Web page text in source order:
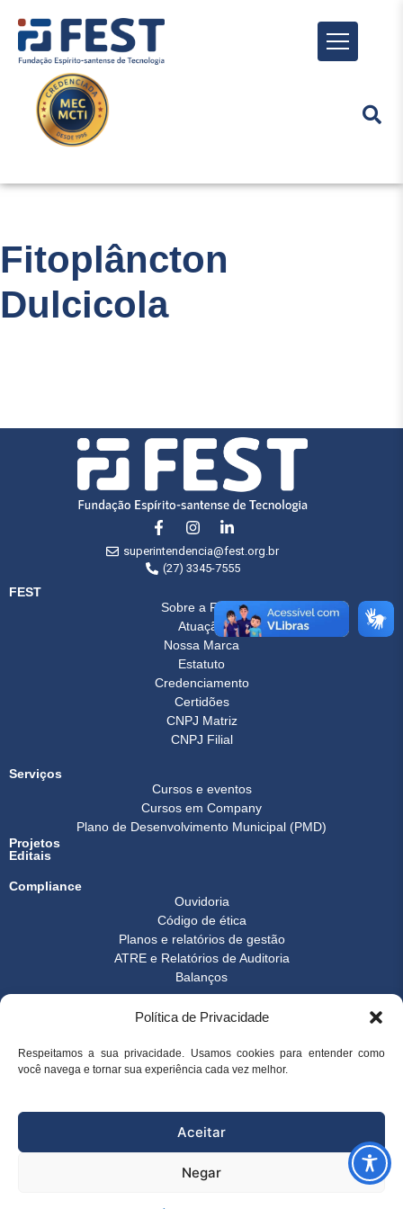
Política de Privacidade
Respeitamos a sua privacidade. Usamos cookies para entender como
você navega e tornar sua experiência cada vez melhor.
Aceitar
Negar
Menu
Fitoplâncton
Dulcicola
superintendencia@fest.org.br
(27) 3345-7555
FEST
Sobre a FEST
Atuação
Nossa Marca
Estatuto
Credenciamento
Certidões
CNPJ Matriz
CNPJ Filial
Serviços
Cursos e eventos
Cursos em Company
Plano de Desenvolvimento Municipal (PMD)
Projetos
Editais
Compliance
Ouvidoria
Código de ética
Planos e relatórios de gestão
ATRE e Relatórios de Auditoria
Balanços
Boletim FEST
Notícias Gerais
© 2026 FEST - Fundação Espírito-santense de Tecnologia | Desenvolvido
Arco Websites & E-commerce
superintendencia@fest.org.br
(27) 3345-7555